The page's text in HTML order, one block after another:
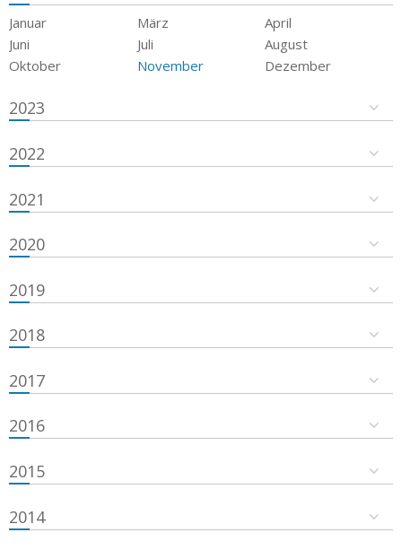
Januar März
April
Juni
Juli
August
Oktober
November Dezember
2023
2022
2021
2020
2019
2018
2017
2016
2015
2014